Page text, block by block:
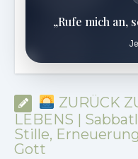
„Rufe mich an,
ZURÜCK
LEBENS |
Stille,
Gott